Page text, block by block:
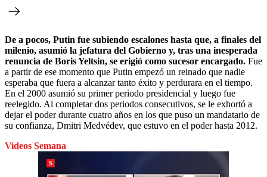
De a pocos, Putin fue subiendo escalones hasta que, a finales del
milenio, asumió la jefatura del Gobierno y, tras una inesperada
renuncia de Boris Yeltsin, se erigió como sucesor encargado. Fue
a partir de ese momento que Putin empezó un reinado que nadie
esperaba que fuera a alcanzar tanto éxito y perdurara en el tiempo.
En el 2000 asumió su primer periodo presidencial y luego fue
reelegido. Al completar dos periodos consecutivos, se le exhortó a
dejar el poder durante cuatro años en los que puso un mandatario de
su confianza, Dmitri Medvédev, que estuvo en el poder hasta 2012.
Videos Semana